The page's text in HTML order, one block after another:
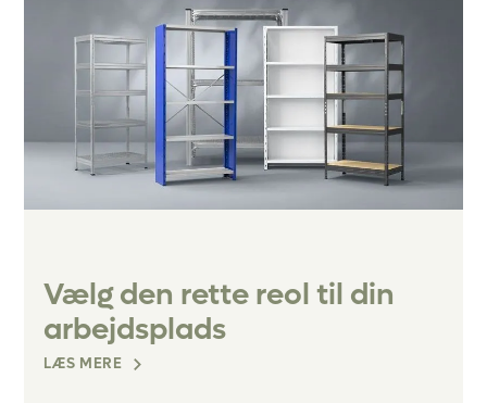
Vælg den rette reol til din
arbejdsplads
LÆS MERE